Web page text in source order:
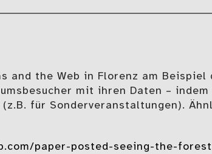
and the Web in Florenz am Beispiel
mit ihren Daten –
für Sonderveranstaltungen).
paper-posted-seeing-the-